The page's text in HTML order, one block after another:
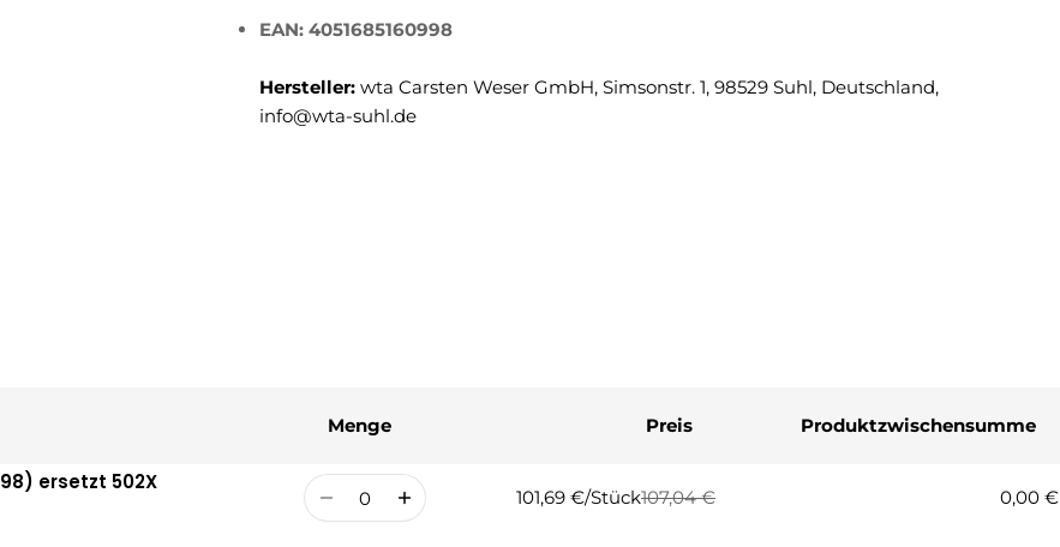
EAN: 4051685160998
Hersteller: wta Carsten Weser GmbH, Simsonstr. 1, 98529 Suhl, Deutschland,
info@wta-suhl.de
Menge Preis Produktzwischensumme
ersetzt 502X Menge 101,69 €/Stück
Regulärer
107,04 €
Verkaufspreis
0,00 €